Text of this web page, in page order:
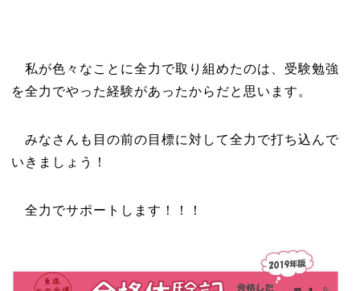
私が色々なことに全力で取り組めたのは、受験勉強
を全力でやった経験があったからだと思います。
みなさんも目の前の目標に対して全力で打ち込んで
いきましょう！
全力でサポートします！！！